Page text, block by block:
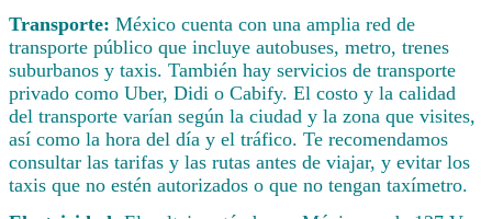
Transporte: México cuenta con una amplia red de
transporte público que incluye autobuses, metro, trenes
suburbanos y taxis. También hay servicios de transporte
privado como Uber, Didi o Cabify. El costo y la calidad
del transporte varían según la ciudad y la zona que visites,
así como la hora del día y el tráfico. Te recomendamos
consultar las tarifas y las rutas antes de viajar, y evitar los
taxis que no estén autorizados o que no tengan taxímetro.